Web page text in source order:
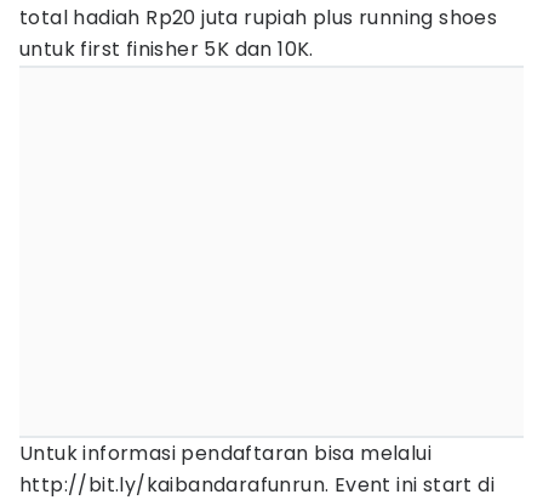
total hadiah Rp20 juta rupiah plus running shoes
untuk first finisher 5K dan 10K.
Untuk informasi pendaftaran bisa melalui
http://bit.ly/kaibandarafunrun. Event ini start di